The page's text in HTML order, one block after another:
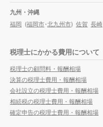
九州・沖縄
福岡 (福岡市・北九州市) 佐賀 長崎
税理士にかかる費用について
税理士の顧問料・報酬相場
決算の税理士費用・報酬相場
会社設立の税理士費用・報酬相場
相続税の税理士費用・報酬相場
確定申告の税理士費用・報酬相場